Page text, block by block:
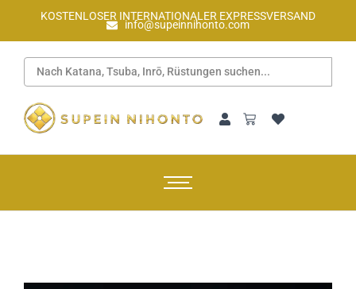
KOSTENLOSER INTERNATIONALER EXPRESSVERSAND
info@supeinnihonto.com